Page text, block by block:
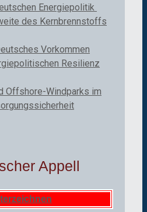
Energiepolitik
des Kernbrennstoffs
Vorkommen
Resilienz
Offshore-Windparks im
Appell